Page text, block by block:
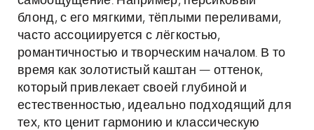
блонд, с его мягкими, тёплыми переливами,
часто ассоциируется с лёгкостью,
романтичностью и творческим началом. В то
время как золотистый каштан — оттенок,
который привлекает своей глубиной и
естественностью, идеально подходящий для
тех, кто ценит гармонию и классическую